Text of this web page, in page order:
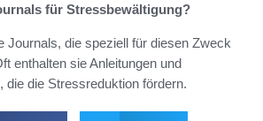
für Stressbewältigung?
Journals, die speziell für diesen Zweck
enthalten sie Anleitungen und
die die Stressreduktion fördern.